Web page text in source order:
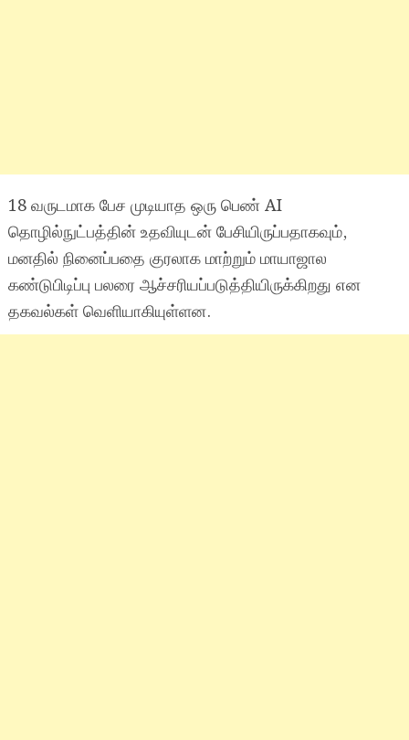
18 வருடமாக பேச முடியாத ஒரு பெண் AI
தொழில்நுட்பத்தின் உதவியுடன் பேசியிருப்பதாகவும்,
மனதில் நினைப்பதை குரலாக மாற்றும் மாயாஜால
கண்டுபிடிப்பு பலரை ஆச்சரியப்படுத்தியிருக்கிறது என
தகவல்கள் வெளியாகியுள்ளன.